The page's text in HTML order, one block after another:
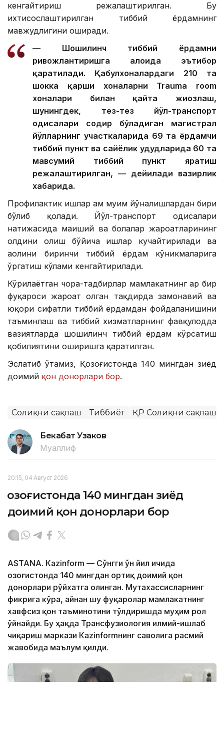
кенгайтириш режалаштирилган. Бу
ихтисослаштирилган тиббий ёрдамнинг
мавжудлигини оширади.
— Шошилинч тиббий ёрдамни
ривожлантиришга алоҳида эътибор
қаратилади. Қабулхоналардаги 210 та
шокка қарши хоналарни Trauma room
хоналари билан қайта жиҳозлаш,
шунингдек, тез-тез йўл-транспорт
ҳодисалари содир бўладиган магистрал
йўлларнинг участкаларида 69 та ёрдамчи
тиббий пункт ва сайёҳлик ҳудудларида 60 та
мавсумий тиббий пункт яратиш
режалаштирилган, — дейилади вазирлик
хабарида.
Профилактик ишлар ҳам муҳим йўналишлардан бири
бўлиб қолади. Йўл-транспорт ҳодисалари
натижасида маиший ва болалар жароҳатларининг
олдини олиш бўйича ишлар кучайтирилади ва
аҳолини биринчи тиббий ёрдам кўникмаларига
ўргатиш кўлами кенгайтирилади.
Кўрилаётган чора-тадбирлар мамлакатнинг ҳар бир
фуқароси жароҳат олган тақдирда замонавий ва
юқори сифатли тиббий ёрдамдан фойдаланишини
таъминлаш ва тиббий хизматларнинг фавқулодда
вазиятларда шошилинч тиббий ёрдам кўрсатиш
қобилиятини оширишга қаратилган.
Эслатиб ўтамиз, Қозоғистонда 140 мингдан зиёд
доимий қон донорлари бор.
Соғлиқни сақлаш Тиббиёт ҚР Соғлиқни сақлаш
Бекабат Узаков
Муаллиф
20:15, 04 Август 2026
Қозоғистонда 140 мингдан зиёд
доимий қон донорлари бор
ASTANА. Кazinform — Сўнгги ўн йил ичида
Қозоғистонда 140 мингдан ортиқ доимий қон
донорлари рўйхатга олинган. Мутахассисларнинг
фикрига кўра, айнан шу фуқаролар мамлакатнинг
хавфсиз қон таъминотини тўлдиришда муҳим рол
ўйнайди. Бу ҳақда Трансфузиология илмий-ишлаб
чиқариш маркази Кazinformнинг саволига расмий
жавобида маълум қилди.